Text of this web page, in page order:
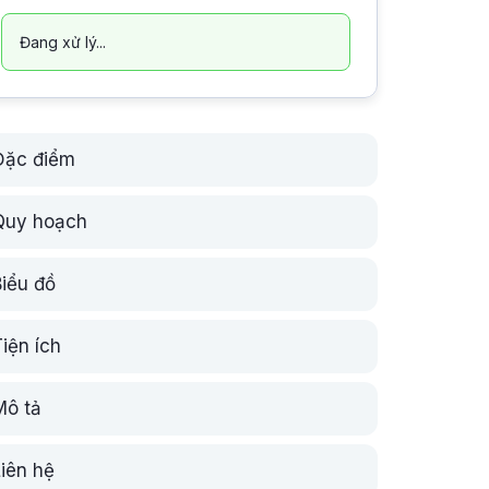
Đang xử lý...
điểm
hoạch
đồ
ích
tả
hệ